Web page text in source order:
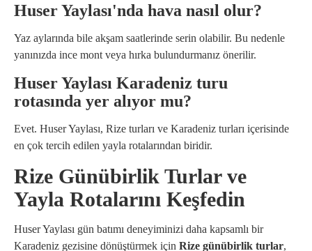
Huser Yaylası'nda hava nasıl olur?
Yaz aylarında bile akşam saatlerinde serin olabilir. Bu nedenle
yanınızda ince mont veya hırka bulundurmanız önerilir.
Huser Yaylası Karadeniz turu
rotasında yer alıyor mu?
Evet. Huser Yaylası, Rize turları ve Karadeniz turları içerisinde
en çok tercih edilen yayla rotalarından biridir.
Rize Günübirlik Turlar ve
Yayla Rotalarını Keşfedin
Huser Yaylası gün batımı deneyiminizi daha kapsamlı bir
Karadeniz gezisine dönüştürmek için Rize günübirlik turlar,